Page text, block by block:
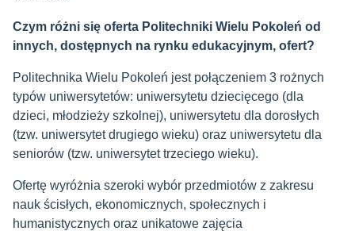
Czym różni się oferta Politechniki Wielu Pokoleń od
innych, dostępnych na rynku edukacyjnym, ofert?
Politechnika Wielu Pokoleń jest połączeniem 3 rożnych
typów uniwersytetów: uniwersytetu dziecięcego (dla
dzieci, młodzieży szkolnej), uniwersytetu dla dorosłych
(tzw. uniwersytet drugiego wieku) oraz uniwersytetu dla
seniorów (tzw. uniwersytet trzeciego wieku).
Ofertę wyróżnia szeroki wybór przedmiotów z zakresu
nauk ścisłych, ekonomicznych, społecznych i
humanistycznych oraz unikatowe zajęcia